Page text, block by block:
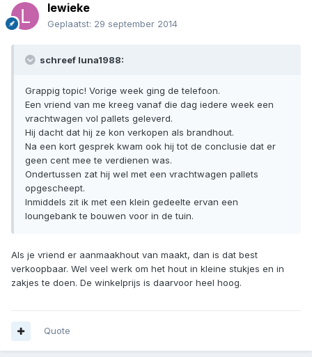
lewieke
Geplaatst: 29 september 2014
schreef luna1988:
Grappig topic! Vorige week ging de telefoon.
Een vriend van me kreeg vanaf die dag iedere week een
vrachtwagen vol pallets geleverd.
Hij dacht dat hij ze kon verkopen als brandhout.
Na een kort gesprek kwam ook hij tot de conclusie dat er
geen cent mee te verdienen was.
Ondertussen zat hij wel met een vrachtwagen pallets
opgescheept.
Inmiddels zit ik met een klein gedeelte ervan een
loungebank te bouwen voor in de tuin.
Als je vriend er aanmaakhout van maakt, dan is dat best
verkoopbaar. Wel veel werk om het hout in kleine stukjes en in
zakjes te doen. De winkelprijs is daarvoor heel hoog.
Quote